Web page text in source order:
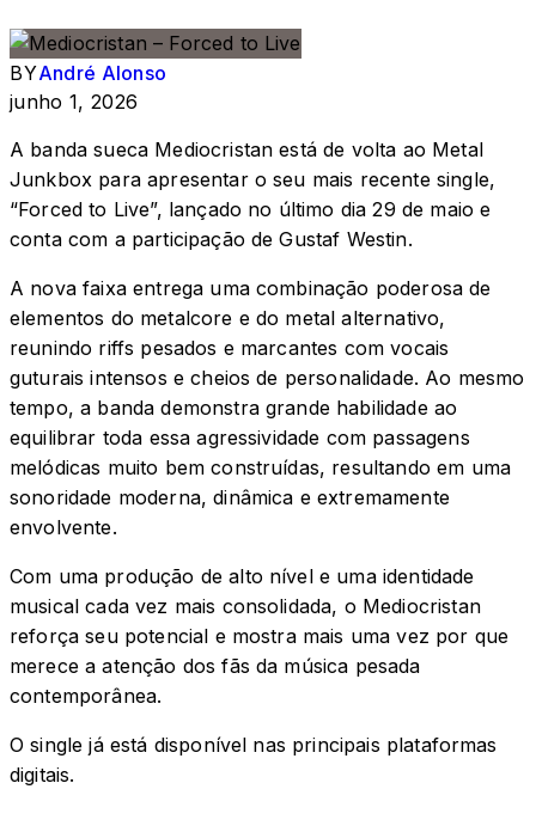
BYAndré Alonso
junho 1, 2026
A banda sueca Mediocristan está de volta ao Metal
Junkbox para apresentar o seu mais recente single,
“Forced to Live”, lançado no último dia 29 de maio e
conta com a participação de Gustaf Westin.
A nova faixa entrega uma combinação poderosa de
elementos do metalcore e do metal alternativo,
reunindo riffs pesados e marcantes com vocais
guturais intensos e cheios de personalidade. Ao mesmo
tempo, a banda demonstra grande habilidade ao
equilibrar toda essa agressividade com passagens
melódicas muito bem construídas, resultando em uma
sonoridade moderna, dinâmica e extremamente
envolvente.
Com uma produção de alto nível e uma identidade
musical cada vez mais consolidada, o Mediocristan
reforça seu potencial e mostra mais uma vez por que
merece a atenção dos fãs da música pesada
contemporânea.
O single já está disponível nas principais plataformas
digitais.